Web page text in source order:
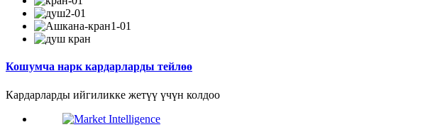
Кошумча нарк кардарларды тейлөө
Кардарларды ийгиликке жетүү үчүн колдоо